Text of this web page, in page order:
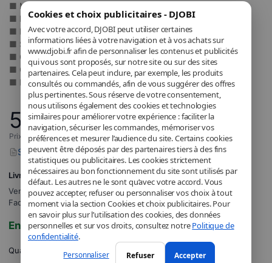
Cookies et choix publicitaires - DJOBI
Avec votre accord, DJOBI peut utiliser certaines
informations liées à votre navigation et à vos achats sur
www.djobi.fr afin de personnaliser les contenus et publicités
qui vous sont proposés, sur notre site ou sur des sites
partenaires. Cela peut inclure, par exemple, les produits
consultés ou commandés, afin de vous suggérer des offres
plus pertinentes. Sous réserve de votre consentement,
nous utilisons également des cookies et technologies
similaires pour améliorer votre expérience : faciliter la
navigation, sécuriser les commandes, mémoriser vos
préférences et mesurer l’audience du site. Certains cookies
peuvent être déposés par des partenaires tiers à des fins
statistiques ou publicitaires. Les cookies strictement
nécessaires au bon fonctionnement du site sont utilisés par
défaut. Les autres ne le sont qu’avec votre accord. Vous
pouvez accepter, refuser ou personnaliser vos choix à tout
moment via la section Cookies et choix publicitaires. Pour
en savoir plus sur l’utilisation des cookies, des données
personnelles et sur vos droits, consultez notrePolitique de
confidentialité.
Personnaliser Refuser Accepter
■ Modèle : 6BXARH5SWMR-00
■ Processeur : Intel Core Ultra 5 225H
■ Mémoire max : 96 Go DDR5
■ Stockage : Double SSD M.2
■ Graphique : Intel Arc 130T
■ Connectique : USB-C, HDMI et Ethernet
■ Réseau : Wi-Fi 7 et Bluetooth
532,98€
Prix incluant la TVA applicable.
Signaler un problème avec ce produit
Livraison GRATUITE
Vendu et expédié parDJOBI_FR.
Facturé par DJOBI.
En stock
Quantité